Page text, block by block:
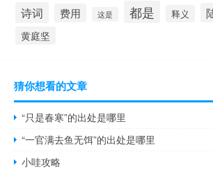
诗词 费用 这是 都是 释义
黄庭坚
猜你想看的文章
“只是春寒”的出处是哪里
“一官满去鱼无饵”的出处是哪里
小哇攻略